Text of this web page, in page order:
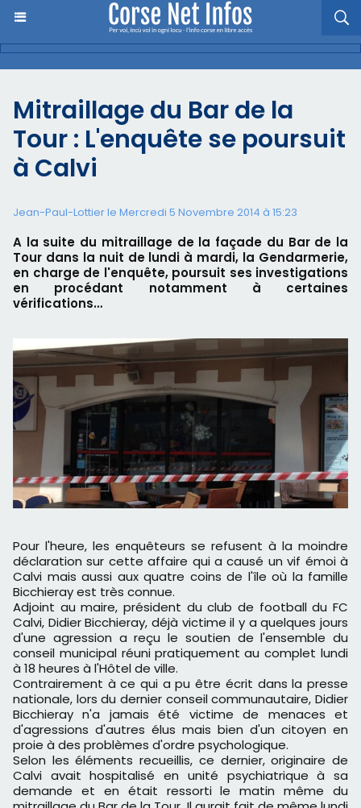
Mitraillage du Bar de la
Tour : L'enquête se poursuit
à Calvi
Jean-Paul-Lottier le Mercredi 5 Novembre 2014 à 15:23
A la suite du mitraillage de la façade du Bar de la
Tour dans la nuit de lundi à mardi, la Gendarmerie,
en charge de l'enquête, poursuit ses investigations
en procédant notamment à certaines
vérifications…
Pour l'heure, les enquêteurs se refusent à la moindre
déclaration sur cette affaire qui a causé un vif émoi à
Calvi mais aussi aux quatre coins de l'île où la famille
Bicchieray est très connue.
Adjoint au maire, président du club de football du FC
Calvi, Didier Bicchieray, déjà victime il y a quelques jours
d'une agression a reçu le soutien de l'ensemble du
conseil municipal réuni pratiquement au complet lundi
à 18 heures à l'Hôtel de ville.
Contrairement à ce qui a pu être écrit dans la presse
nationale, lors du dernier conseil communautaire, Didier
Bicchieray n'a jamais été victime de menaces et
d'agressions d'autres élus mais bien d'un citoyen en
proie à des problèmes d'ordre psychologique.
Selon les éléments recueillis, ce dernier, originaire de
Calvi avaithospitalisé en unité psychiatriqueà sa
demande et en était ressorti le matin même du